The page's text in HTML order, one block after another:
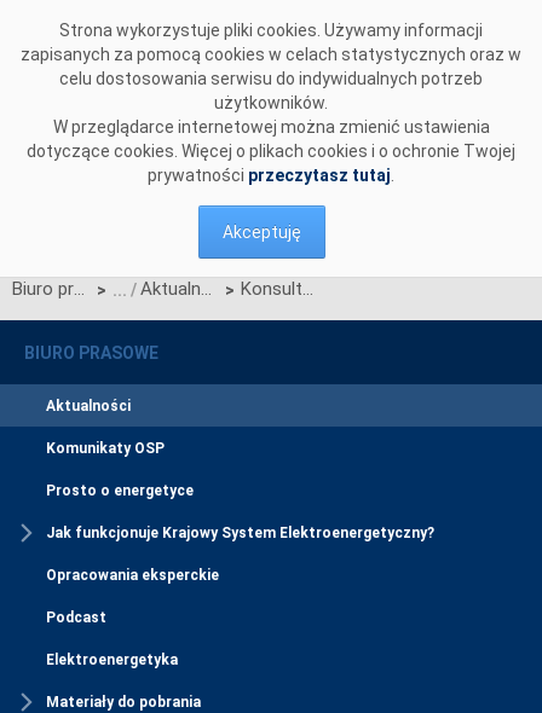
Strona wykorzystuje pliki cookies. Używamy informacji
zapisanych za pomocą cookies w celach statystycznych oraz w
celu dostosowania serwisu do indywidualnych potrzeb
użytkowników.
W przeglądarce internetowej można zmienić ustawienia
dotyczące cookies. Więcej o plikach cookies i o ochronie Twojej
prywatności przeczytasz tutaj
Akceptuję
Biuro prasowe > Aktualności > Konsultacje projektu Karty aktualizacji nr RRM/Z/11/2025 Regulaminu rynku mocy
BIURO PRASOWE
Aktualności
Komunikaty OSP
Prosto o energetyce
Jak funkcjonuje Krajowy System Elektroenergetyczny?
Opracowania eksperckie
Podcast
Elektroenergetyka
Materiały do pobrania